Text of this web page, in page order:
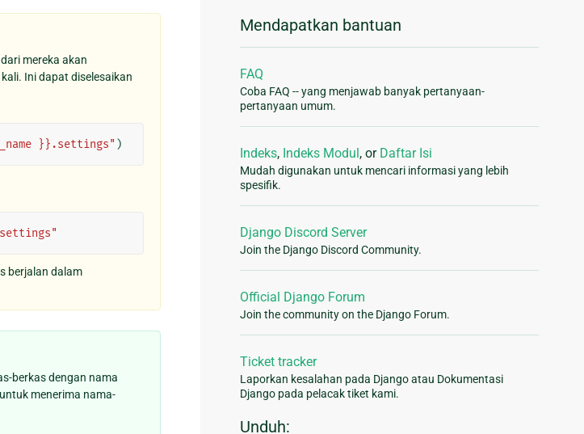
mereka akan
Ini dapat diselesaikan
}}.settings" )
berjalan dalam
berkas dengan nama
menerima nama-
Mendapatkan bantuan
FAQ
Coba FAQ -- yang menjawab banyak pertanyaan-
pertanyaan umum.
Indeks, Indeks Modul , or Daftar Isi
Mudah digunakan untuk mencari informasi yang lebih
spesifik.
Django Discord Server
Join the Django Discord Community.
Official Django Forum
Join the community on the Django Forum.
Ticket tracker
Laporkan kesalahan pada Django atau Dokumentasi
Django pada pelacak tiket kami.
Unduh: